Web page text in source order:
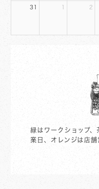
31 1 2
緑はワークショップ
業日、オレンジは店舗